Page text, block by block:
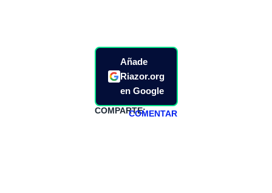
Añade
Riazor.org
en Google
COMPARTE:COMENTAR